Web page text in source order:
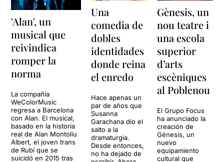
'Alan', un
musical que
reivindica
romper la
norma
La compañía
WeColorMusic
regresa a Barcelona
con Alan. El musical,
basado en la historia
real de Alan Montoliu
Albert, el joven trans
de Rubí que se
suicidó en 2015 tras
Una
comedia de
dobles
identidades
donde reina
el enredo
Hace apenas un
par de años que
Susanna
Garachana dio el
salto a la
dramaturgia.
Desde entonces,
no ha dejado de
Gènesis, un
nou teatre i
una escola
superior
d’arts
escèniques
al Poblenou
El Grupo Focus
ha anunciado la
creación de
Génesis, un
nuevo
equipamiento
cultural que